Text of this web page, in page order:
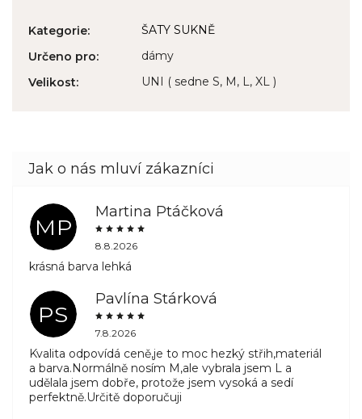
Kategorie:
ŠATY SUKNĚ
Určeno pro:
dámy
Velikost: UNI ( sedne S, M, L, XL )
MP
Martina Ptáčková
8.8.2026
krásná barva lehká
PS
Pavlína Stárková
7.8.2026
Kvalita odpovídá ceně,je to moc hezký střih,materiál
a barva.Normálně nosím M,ale vybrala jsem L a
udělala jsem dobře, protože jsem vysoká a sedí
perfektně.Určitě doporučuji